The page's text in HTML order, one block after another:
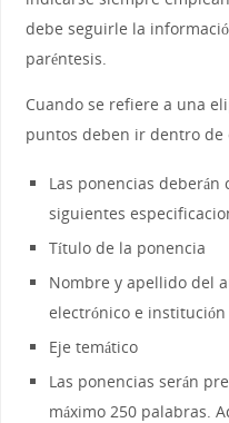
debe seguirle la
paréntesis.
Cuando se refiere a una
puntos deben ir dentro de
Las ponencias
siguientes
Título de la ponencia
Nombre y apellido del
electrónico e
Eje temático
Las ponencias serán
máximo 250 palabras.